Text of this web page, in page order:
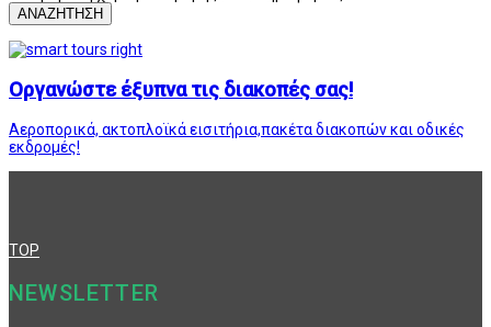
ΑΝΑΖΗΤΗΣΗ
Οργανώστε έξυπνα τις διακοπές σας!
Αεροπορικά, ακτοπλοϊκά εισιτήρια,πακέτα διακοπών και οδικές
εκδρομές!
TOP
NEWSLETTER